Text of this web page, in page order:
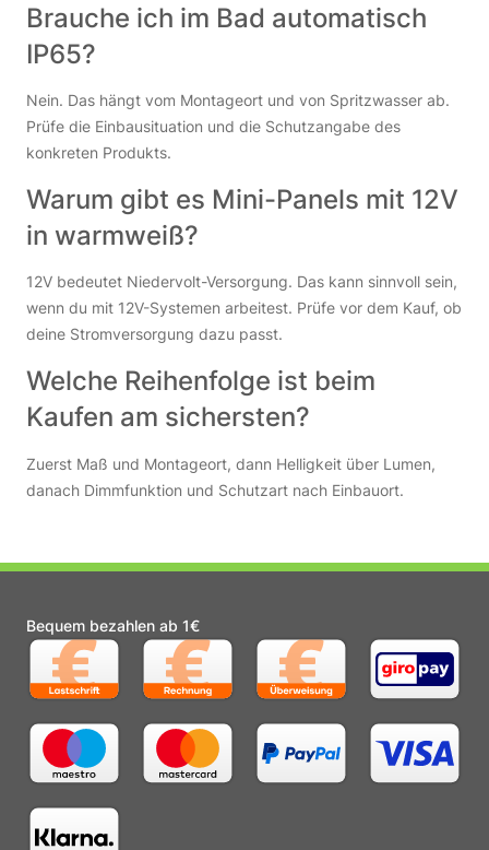
Brauche ich im Bad automatisch
IP65?
Nein. Das hängt vom Montageort und von Spritzwasser ab.
Prüfe die Einbausituation und die Schutzangabe des
konkreten Produkts.
Warum gibt es Mini-Panels mit 12V
in warmweiß?
12V bedeutet Niedervolt-Versorgung. Das kann sinnvoll sein,
wenn du mit 12V-Systemen arbeitest. Prüfe vor dem Kauf, ob
deine Stromversorgung dazu passt.
Welche Reihenfolge ist beim
Kaufen am sichersten?
Zuerst Maß und Montageort, dann Helligkeit über Lumen,
danach Dimmfunktion und Schutzart nach Einbauort.
Bequem bezahlen ab 1€